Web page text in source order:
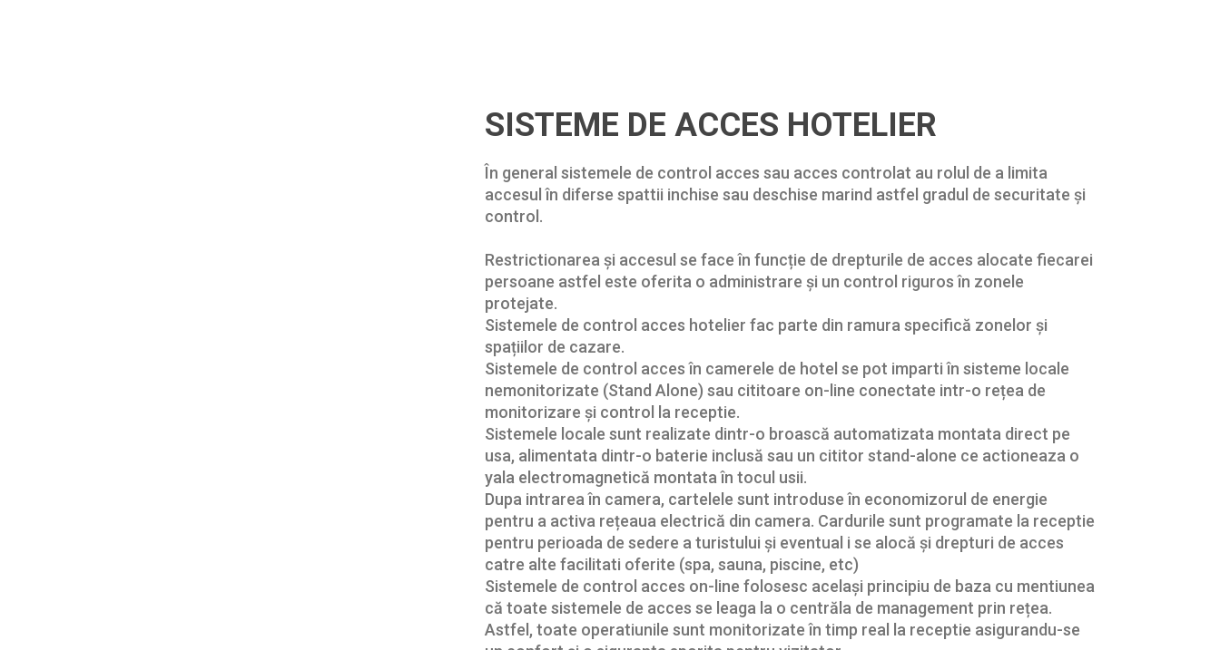
SISTEME DE ACCES HOTELIER
În general sistemele de control acces sau acces controlat au rolul de a limita
accesul în diferse spattii inchise sau deschise marind astfel gradul de securitate și
control.
Restrictionarea și accesul se face în funcție de drepturile de acces alocate fiecarei
persoane astfel este oferita o administrare și un control riguros în zonele
protejate.
Sistemele de control acces hotelier fac parte din ramura specifică zonelor și
spațiilor de cazare.
Sistemele de control acces în camerele de hotel se pot imparti în sisteme locale
nemonitorizate (Stand Alone) sau cititoare on-line conectate intr-o rețea de
monitorizare și control la receptie.
Sistemele locale sunt realizate dintr-o broască automatizata montata direct pe
usa, alimentata dintr-o baterie inclusă sau un cititor stand-alone ce actioneaza o
yala electromagnetică montata în tocul usii.
Dupa intrarea în camera, cartelele sunt introduse în economizorul de energie
pentru a activa rețeaua electrică din camera. Cardurile sunt programate la receptie
pentru perioada de sedere a turistului și eventual i se alocă și drepturi de acces
catre alte facilitati oferite (spa, sauna, piscine, etc)
Sistemele de control acces on-line folosesc același principiu de baza cu mentiunea
că toate sistemele de acces se leaga la o centrăla de management prin rețea.
Astfel, toate operatiunile sunt monitorizate în timp real la receptie asigurandu-se